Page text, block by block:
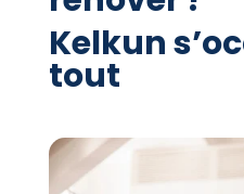
Kelkun
tout